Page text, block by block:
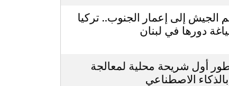
الجيش إلى إعمار الجنوب.. تركيا
دورها في لبنان
أول شريحة محلية لمعالجة
الاصطناعي